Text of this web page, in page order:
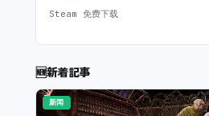
Steam 免费下载
🆕新着記事
新闻